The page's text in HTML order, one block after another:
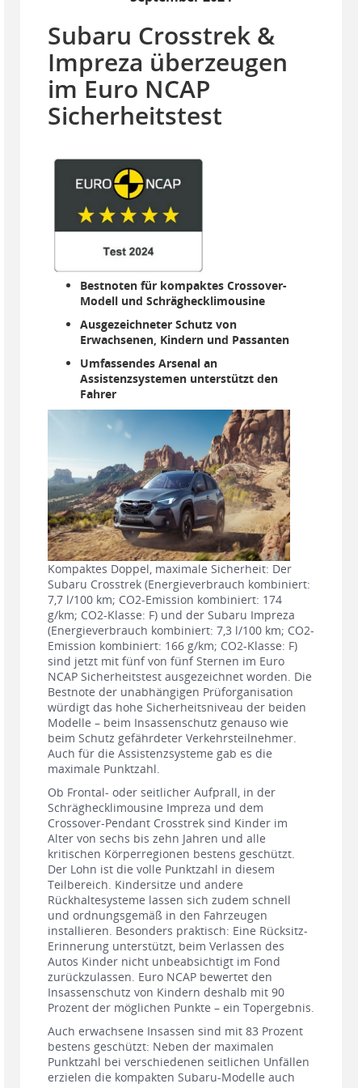
Subaru Crosstrek &
Impreza überzeugen
im Euro NCAP
Sicherheitstest
Bestnoten für kompaktes Crossover-
Modell und Schräghecklimousine
Ausgezeichneter Schutz von
Erwachsenen, Kindern und Passanten
Umfassendes Arsenal an
Assistenzsystemen unterstützt den
Fahrer
Kompaktes Doppel, maximale Sicherheit: Der
Subaru Crosstrek (Energieverbrauch kombiniert:
7,7 l/100 km; CO2-Emission kombiniert: 174
g/km; CO2-Klasse: F) und der Subaru Impreza
(Energieverbrauch kombiniert: 7,3 l/100 km; CO2-
Emission kombiniert: 166 g/km; CO2-Klasse: F)
sind jetzt mit fünf von fünf Sternen im Euro
NCAP Sicherheitstest ausgezeichnet worden. Die
Bestnote der unabhängigen Prüforganisation
würdigt das hohe Sicherheitsniveau der beiden
Modelle – beim Insassenschutz genauso wie
beim Schutz gefährdeter Verkehrsteilnehmer.
Auch für die Assistenzsysteme gab es die
maximale Punktzahl.
Ob Frontal- oder seitlicher Aufprall, in der
Schräghecklimousine Impreza und dem
Crossover-Pendant Crosstrek sind Kinder im
Alter von sechs bis zehn Jahren und alle
kritischen Körperregionen bestens geschützt.
Der Lohn ist die volle Punktzahl in diesem
Teilbereich. Kindersitze und andere
Rückhaltesysteme lassen sich zudem schnell
und ordnungsgemäß in den Fahrzeugen
installieren. Besonders praktisch: Eine Rücksitz-
Erinnerung unterstützt, beim Verlassen des
Autos Kinder nicht unbeabsichtigt im Fond
zurückzulassen. Euro NCAP bewertet den
Insassenschutz von Kindern deshalb mit 90
Prozent der möglichen Punkte – ein Topergebnis.
Auch erwachsene Insassen sind mit 83 Prozent
bestens geschützt: Neben der maximalen
Punktzahl bei verschiedenen seitlichen Unfällen
erzielen die kompakten Subaru-Modelle auch